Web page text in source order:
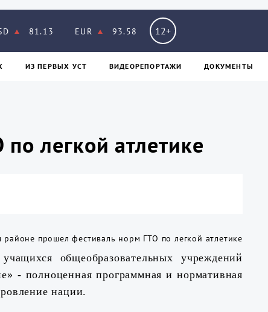
81.13 EUR 93.58 12+
ИЗ ПЕPВЫХ УСТ ВИДЕОРЕПОРТАЖИ ДОКУМЕНТЫ
легкой атлетике
общеобразовательных учреждений
- полноценная программная и нормативная
нации.